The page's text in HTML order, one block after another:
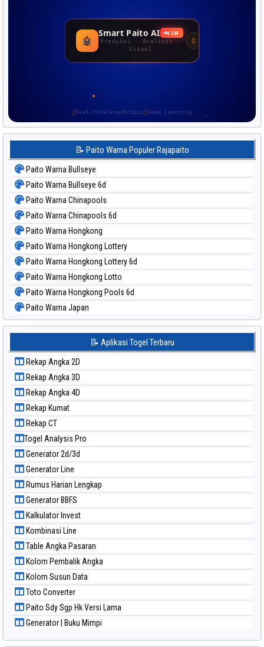
🤖
Smart Paito AI NEW
Prediksi · Analisis ·
Visual
Real-timeTerenkripsi Deep Learning
📝 Paito Warna Populer Rajapaito
Paito Warna Bullseye
Paito Warna Bullseye 6d
Paito Warna Chinapools
Paito Warna Chinapools 6d
Paito Warna Hongkong
Paito Warna Hongkong Lottery
Paito Warna Hongkong Lottery 6d
Paito Warna Hongkong Lotto
Paito Warna Hongkong Pools 6d
Paito Warna Japan
Paito Warna Japan 6d
Paito Warna Kuda Lari
Paito Warna Magnum Cambodia
Paito Warna Nagoya
Paito Warna New York Midday
Paito Warna North Carolina Day
Paito Warna Pcso
Paito Warna Pennsylvania Day
Paito Warna Sao Paulo
Paito Warna Singapore
Paito Warna Sydney
Paito Warna Sydney Lottery
Paito Warna Sydney Lottery 6d
Paito Warna Sydney Lotto
Paito Warna Sydney Pools 6d
Paito Warna Taipei
Paito Warna Taiwan
📝 Aplikasi Togel Terbaru
Rekap Angka 2D
Rekap Angka 3D
Rekap Angka 4D
Rekap Kumat
Rekap CT
Togel Analysis Pro
Generator 2d/3d
Generator Line
Rumus Harian Lengkap
Generator BBFS
Kalkulator Invest
Kombinasi Line
Table Angka Pasaran
Kolom Pembalik Angka
Kolom Susun Data
Toto Converter
Paito Sdy Sgp Hk Versi Lama
Generator | Buku Mimpi